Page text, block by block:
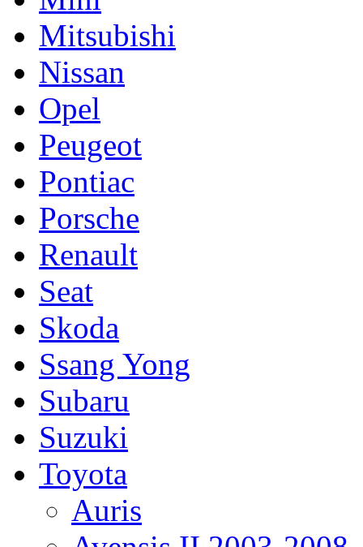
Mitsubishi
Nissan
Opel
Peugeot
Pontiac
Porsche
Renault
Seat
Skoda
Ssang Yong
Subaru
Suzuki
Toyota
Auris